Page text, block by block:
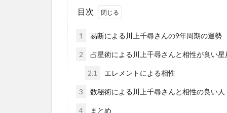
目次
1 易断による川上千尋さんの9年周期の運勢
2 占星術による川上千尋さんと相性が良い星
2.1 エレメントによる相性
3 数秘術による川上千尋さんと相性の良い人
4 まとめ